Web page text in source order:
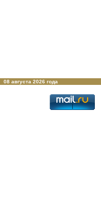
08 августа 2026 года